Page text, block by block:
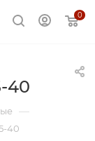
0
40
—
40